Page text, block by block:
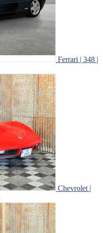
Ferrari | 348 |
Chevrolet |